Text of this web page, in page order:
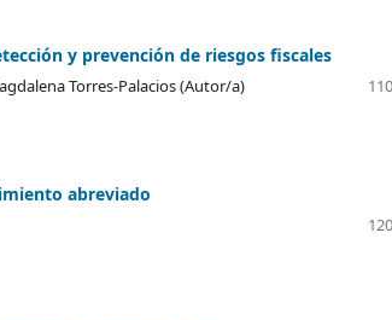
y prevención de riesgos fiscales
Torres-Palacios (Autor/a)
abreviado